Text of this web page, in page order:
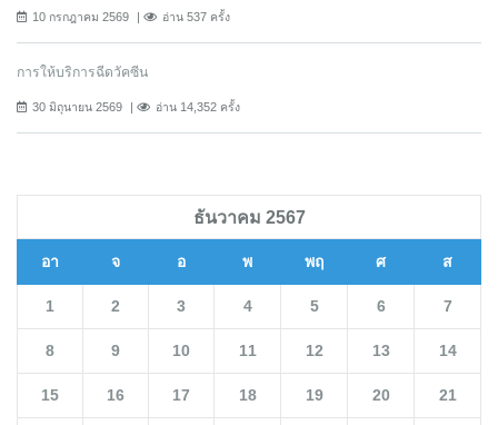
10 กรกฎาคม 2569 อ่าน 537 ครั้ง
การให้บริการฉีดวัคซีน
30 มิถุนายน 2569 อ่าน 14,352 ครั้ง
ธันวาคม 2567
อา จ อ พ พฤ ศ ส
1 2 3 4 5 6 7
8 9 10 11 12 13 14
15 16 17 18 19 20 21